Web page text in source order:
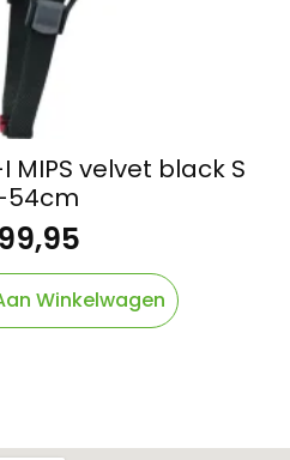
MIPS velvet black S
54cm
99,95
Winkelwagen